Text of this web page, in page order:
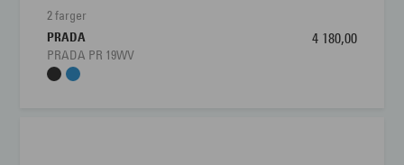
2 farger
PRADA
PRADA PR 19WV
4 180,00